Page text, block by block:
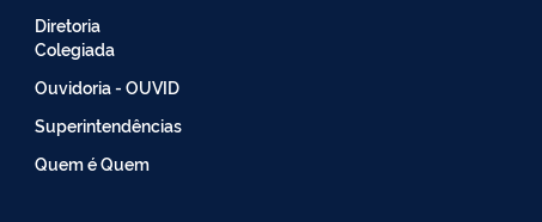
Diretoria
Colegiada
Ouvidoria - OUVID
Superintendências
Quem é Quem